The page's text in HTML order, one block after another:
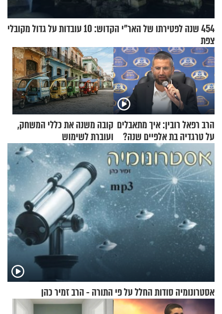
454 שנה לפטירתו של האר"י הקדוש: 10 עובדות על גדול מקובלי
צפת
הרב רפאל רובין: איך מתאבלים
על טרגדיה בת אלפיים שנה?
קובה משנה את כללי המשחק,
ועוברת לשימוש
בתלת־אופנועים סולאריים
אסטרונומיה סודות החלל על פי התורה - הרב זמיר כהן